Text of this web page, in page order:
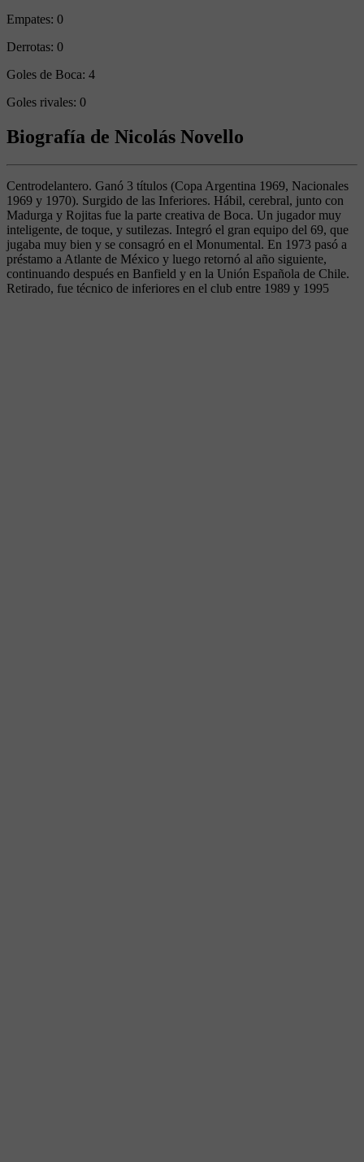
Empates: 0
Derrotas: 0
Goles de Boca: 4
Goles rivales: 0
Biografía de Nicolás Novello
Centrodelantero. Ganó 3 títulos (Copa Argentina 1969, Nacionales
1969 y 1970). Surgido de las Inferiores. Hábil, cerebral, junto con
Madurga y Rojitas fue la parte creativa de Boca. Un jugador muy
inteligente, de toque, y sutilezas. Integró el gran equipo del 69, que
jugaba muy bien y se consagró en el Monumental. En 1973 pasó a
préstamo a Atlante de México y luego retornó al año siguiente,
continuando después en Banfield y en la Unión Española de Chile.
Retirado, fue técnico de inferiores en el club entre 1989 y 1995